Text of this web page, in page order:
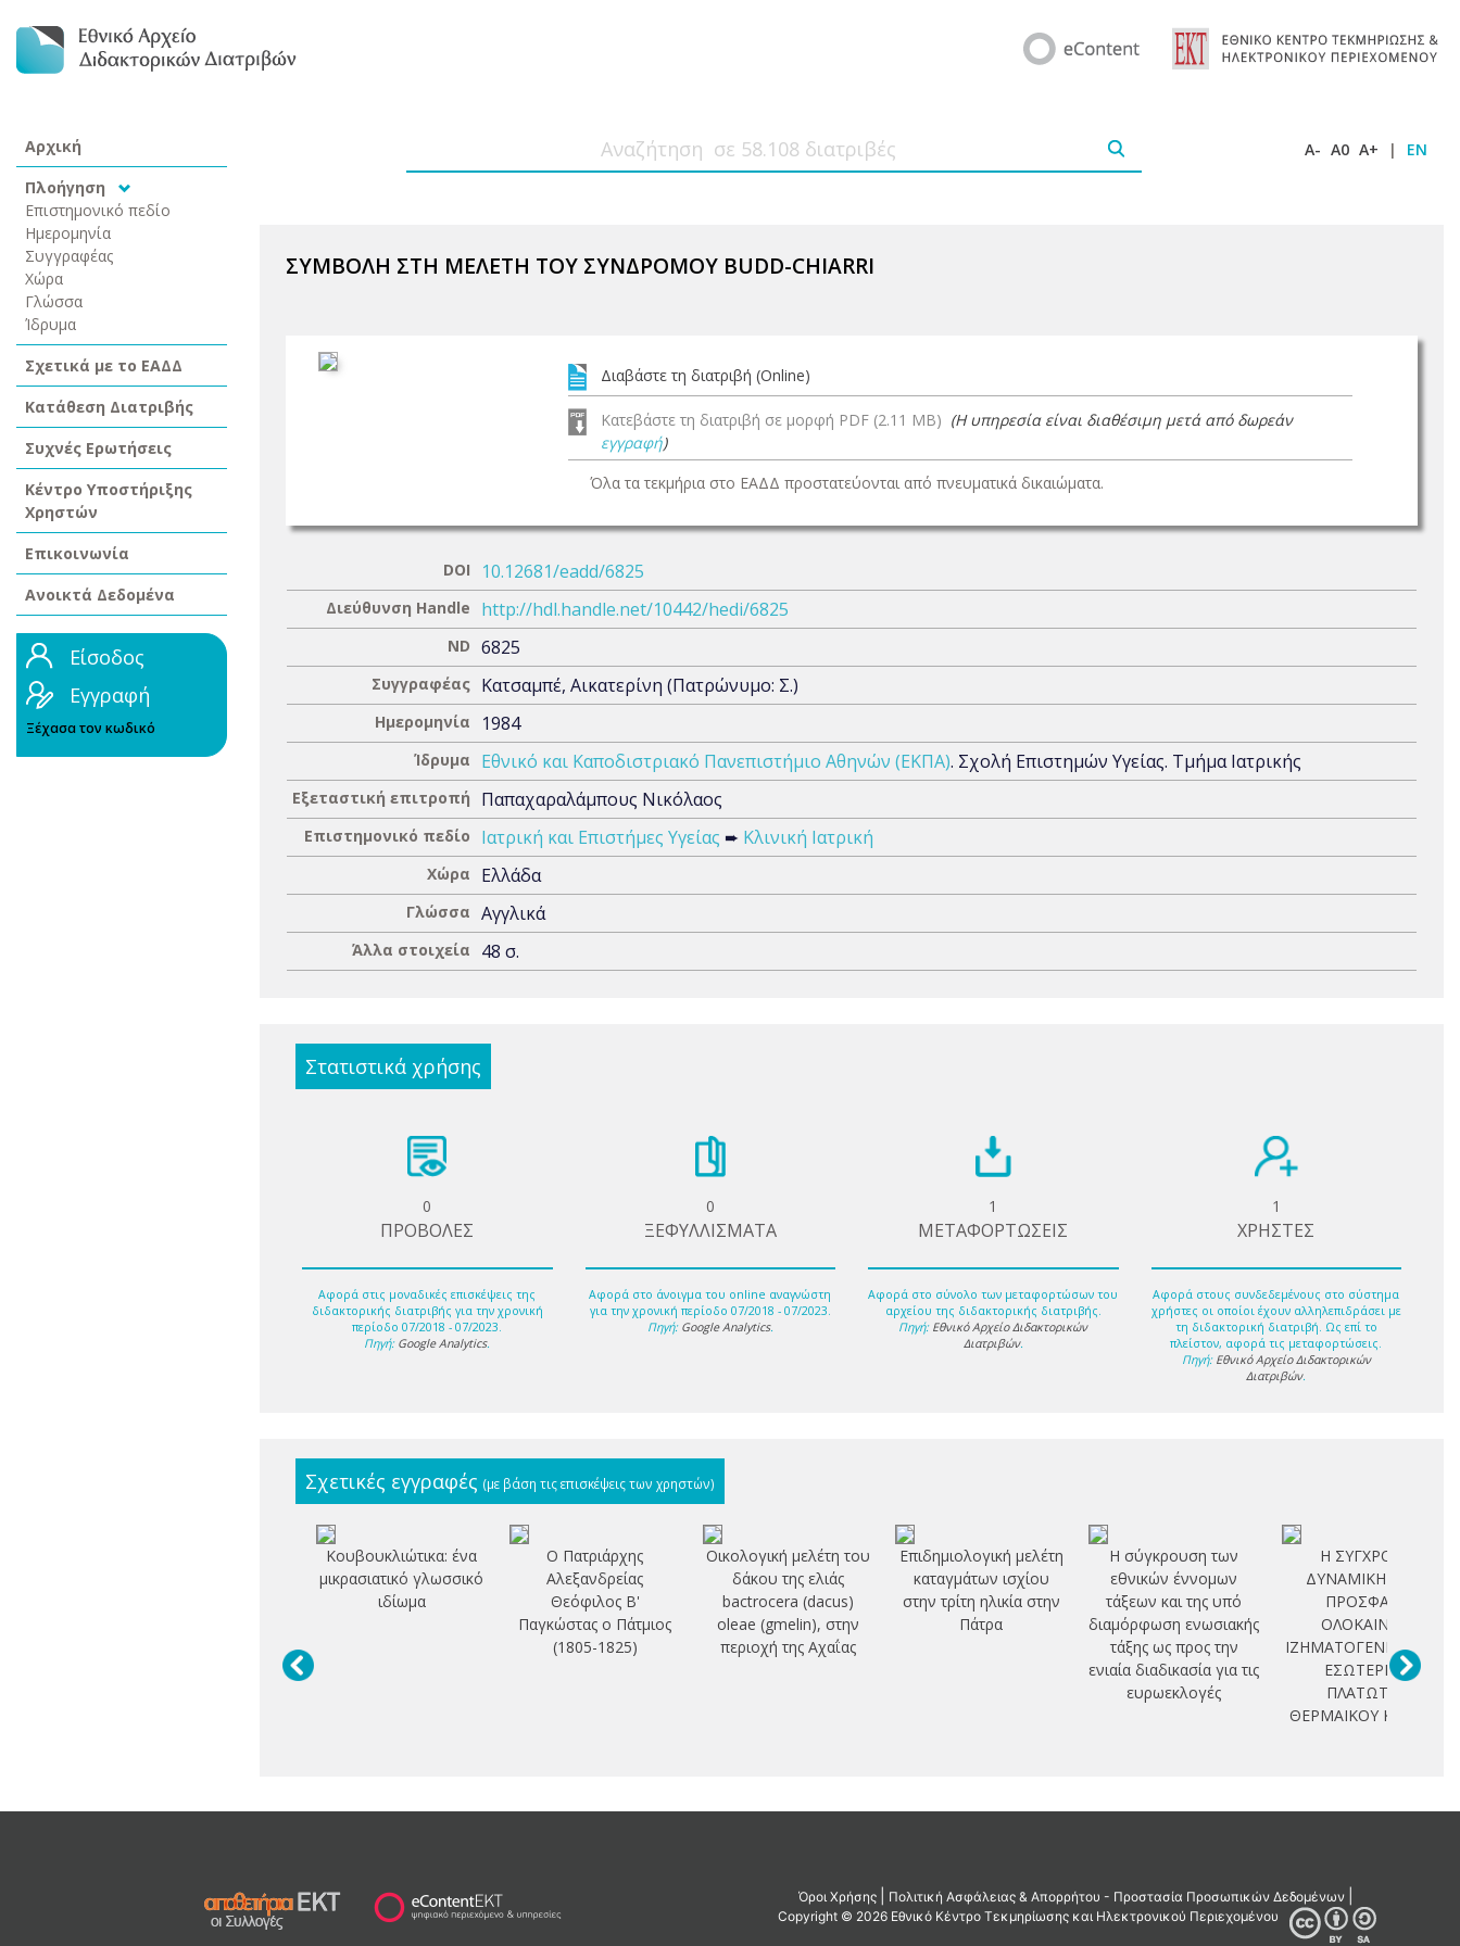
Αρχική
Πλοήγηση
Επιστημονικό πεδίο
Ημερομηνία
Συγγραφέας
Χώρα
Γλώσσα
Ίδρυμα
Σχετικά με το ΕΑΔΔ
Κατάθεση Διατριβής
Συχνές Ερωτήσεις
Κέντρο Υποστήριξης
Χρηστών
Επικοινωνία
Ανοικτά Δεδομένα
Είσοδος
Εγγραφή
Ξέχασα τον κωδικό
A- A0 A+ | EN
ΣΥΜΒΟΛΗ ΣΤΗ ΜΕΛΕΤΗ ΤΟΥ ΣΥΝΔΡΟΜΟΥ BUDD-CHIARRI
Διαβάστε τη διατριβή (Online)
Κατεβάστε τη διατριβή σε μορφή PDF (2.11 MB) (Η υπηρεσία είναι διαθέσιμη μετά από δωρεάν
εγγραφή)
Όλα τα τεκμήρια στο ΕΑΔΔ προστατεύονται από πνευματικά δικαιώματα.
DOI 10.12681/eadd/6825
Διεύθυνση Handle http://hdl.handle.net/10442/hedi/6825
ND 6825
Συγγραφέας Κατσαμπέ, Αικατερίνη (Πατρώνυμο: Σ.)
Ημερομηνία 1984
Ίδρυμα Εθνικό και Καποδιστριακό Πανεπιστήμιο Αθηνών (ΕΚΠΑ). Σχολή Επιστημών Υγείας. Τμήμα Ιατρικής
Εξεταστική επιτροπή Παπαχαραλάμπους Νικόλαος
Επιστημονικό πεδίο Ιατρική και Επιστήμες Υγείας ➨ Κλινική Ιατρική
Χώρα Ελλάδα
Γλώσσα Αγγλικά
Άλλα στοιχεία 48 σ.
Στατιστικά χρήσης
0
ΠΡΟΒΟΛΕΣ
Αφορά στις μοναδικές επισκέψεις της
διδακτορικής διατριβής για την χρονική
περίοδο 07/2018 - 07/2023.
Πηγή: Google Analytics.
0
ΞΕΦΥΛΛΙΣΜΑΤΑ
Αφορά στο άνοιγμα του online αναγνώστη
για την χρονική περίοδο 07/2018 - 07/2023.
Πηγή: Google Analytics.
1
ΜΕΤΑΦΟΡΤΩΣΕΙΣ
Αφορά στο σύνολο των μεταφορτώσων του
αρχείου της διδακτορικής διατριβής.
Πηγή: Εθνικό Αρχείο Διδακτορικών
Διατριβών.
1
ΧΡΗΣΤΕΣ
Αφορά στους συνδεδεμένους στο σύστημα
χρήστες οι οποίοι έχουν αλληλεπιδράσει με
τη διδακτορική διατριβή. Ως επί το
πλείστον, αφορά τις μεταφορτώσεις.
Πηγή: Εθνικό Αρχείο Διδακτορικών
Διατριβών.
Σχετικές εγγραφές (με βάση τις επισκέψεις των χρηστών)
Κουβουκλιώτικα: ένα
μικρασιατικό γλωσσικό
ιδίωμα
Ο Πατριάρχης
Αλεξανδρείας
Θεόφιλος Β'
Παγκώστας ο Πάτμιος
(1805-1825)
Οικολογική μελέτη του
δάκου της ελιάς
bactrocera (dacus)
oleae (gmelin), στην
περιοχή της Αχαΐας
Επιδημιολογική μελέτη
καταγμάτων ισχίου
στην τρίτη ηλικία στην
Πάτρα
Η σύγκρουση των
εθνικών έννομων
τάξεων και της υπό
διαμόρφωση ενωσιακής
τάξης ως προς την
ενιαία διαδικασία για τις
ευρωεκλογές
Η ΣΥΓΧΡΟΝΗ
ΔΥΝΑΜΙΚΗ ΚΑΙ Η
ΠΡΟΣΦΑΤΗ
ΟΛΟΚΑΙΝΙΚΗ
ΙΖΗΜΑΤΟΓΕΝΕΣΗ ΣΤΟ
ΕΣΩΤΕΡΙΚΟ
ΠΛΑΤΩΤΟΥ
ΘΕΡΜΑΙΚΟΥ ΚΟΛΠΟΥ